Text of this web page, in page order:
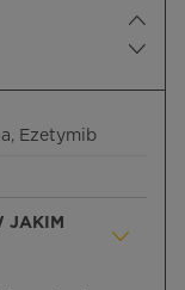
Ezetymib
JAKIM